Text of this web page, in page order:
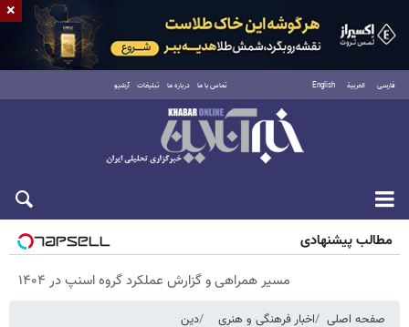
فارسی العربية English تماس با ما درباره ما تبلیغات آرشیو
پنجشنبه ۱۵ مرداد ۱۴۰۵
مطالب پیشنهادی
مسیر همراهی و گزارش عملکرد گروه اسنپ در ۱۴۰۴
صفحه اصلی اخبار فرهنگی و هنری دین
×